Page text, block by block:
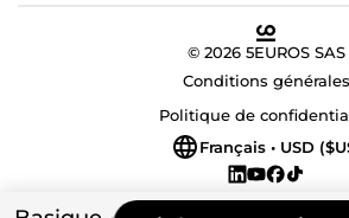
© 2026 5EUROS SAS
Conditions générales
Politique de
Français • USD